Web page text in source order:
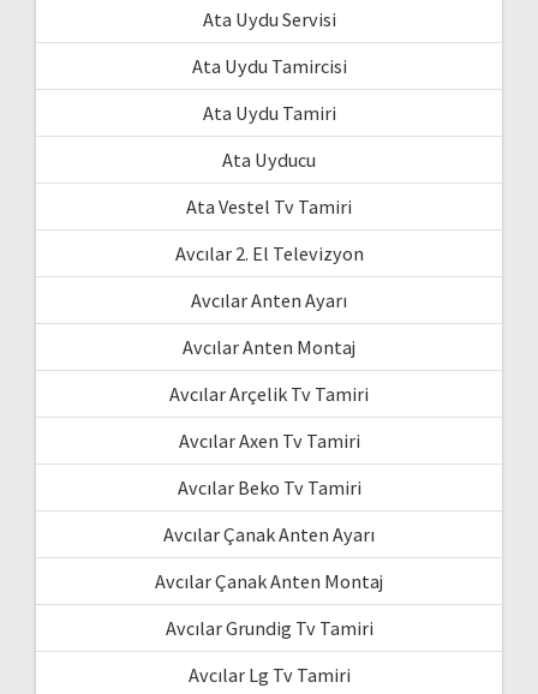
Ata Uydu Servisi
Ata Uydu Tamircisi
Ata Uydu Tamiri
Ata Uyducu
Ata Vestel Tv Tamiri
Avcılar 2. El Televizyon
Avcılar Anten Ayarı
Avcılar Anten Montaj
Avcılar Arçelik Tv Tamiri
Avcılar Axen Tv Tamiri
Avcılar Beko Tv Tamiri
Avcılar Çanak Anten Ayarı
Avcılar Çanak Anten Montaj
Avcılar Grundig Tv Tamiri
Avcılar Lg Tv Tamiri